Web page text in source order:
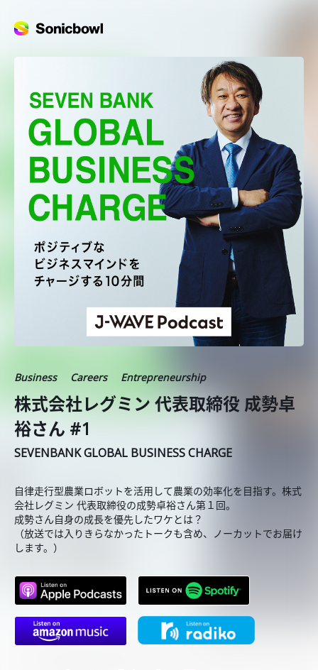
Business Careers Entrepreneurship
株式会社レグミン 代表取締役 成勢卓
裕さん #1
SEVENBANK GLOBAL BUSINESS CHARGE
自律走行型農業ロボットを活用して農業の効率化を目指す。株式
会社レグミン 代表取締役の成勢卓裕さん第１回。
成勢さん自身の成長を優先したワケとは？
（放送では入りきらなかったトークも含め、ノーカットでお届け
します。）